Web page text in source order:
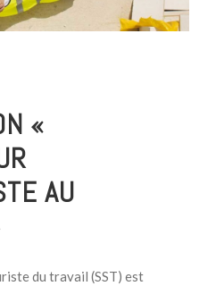
«
AU
du travail (SST) est